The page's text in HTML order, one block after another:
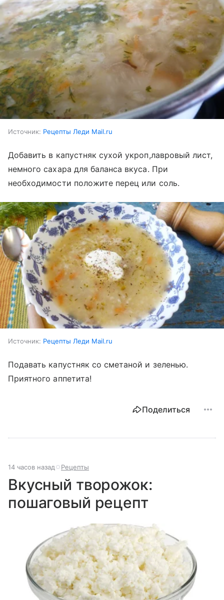
Источник: Рецепты Леди Mail.ru
Добавить в капустняк сухой укроп,лавровый лист,
немного сахара для баланса вкуса. При
необходимости положите перец или соль.
Источник: Рецепты Леди Mail.ru
Подавать капустняк со сметаной и зеленью.
Приятного аппетита!
Поделиться
14 часов назад Рецепты
Вкусный творожок:
пошаговый рецепт